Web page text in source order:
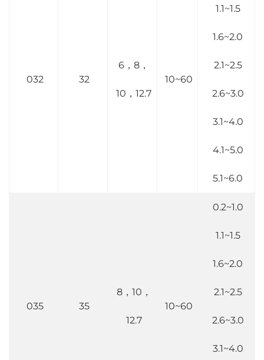
032 32
6，8，
10，12.7
10~60
1.1~1.5
1.6~2.0
2.1~2.5
2.6~3.0
3.1~4.0
4.1~5.0
5.1~6.0
035 35
8，10，
12.7
10~60
0.2~1.0
1.1~1.5
1.6~2.0
2.1~2.5
2.6~3.0
3.1~4.0